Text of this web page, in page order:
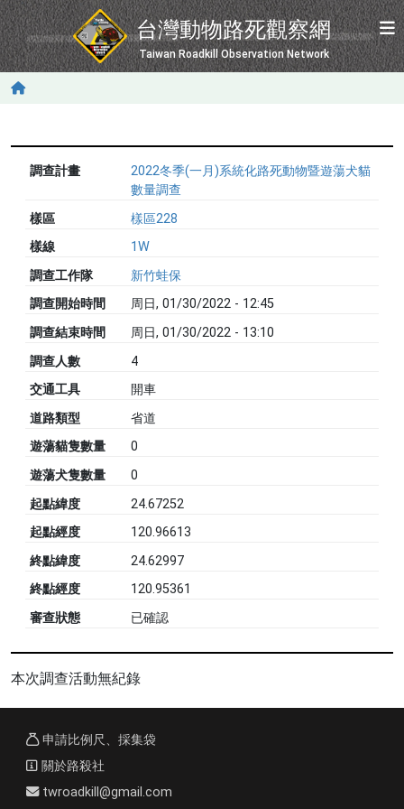
移至主內容
台灣動物路死觀察網
Taiwan Roadkill Observation Network
調查計畫
2022冬季(一月)系統化路死動物暨遊蕩犬貓
數量調查
樣區
樣區228
樣線
1W
調查工作隊
新竹蛙保
調查開始時間
周日, 01/30/2022 - 12:45
調查結束時間
周日, 01/30/2022 - 13:10
調查人數
4
交通工具
開車
道路類型
省道
遊蕩貓隻數量
0
遊蕩犬隻數量
0
起點緯度
24.67252
起點經度
120.96613
終點緯度
24.62997
終點經度
120.95361
審查狀態
已確認
本次調查活動無紀錄
申請比例尺、採集袋
關於路殺社
twroadkill@gmail.com